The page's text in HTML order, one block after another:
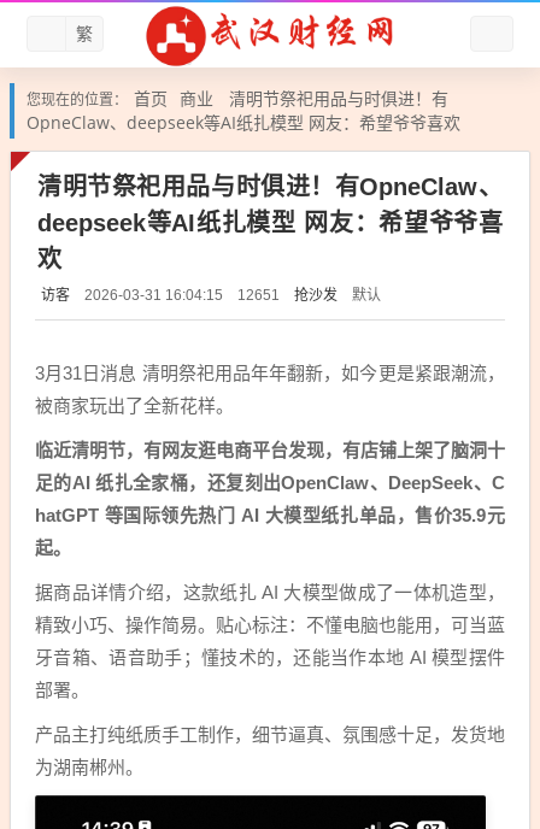
繁
您现在的位置： 首页 商业
清明节祭祀用品与时俱进！有
OpneClaw、deepseek等AI纸扎模型 网友：希望爷爷喜欢
清明节祭祀用品与时俱进！有OpneClaw、
deepseek等AI纸扎模型 网友：希望爷爷喜
欢
访客 2026-03-31 16:04:15 12651 抢沙发 默认
3月31日消息 清明祭祀用品年年翻新，如今更是紧跟潮流，
被商家玩出了全新花样。
临近清明节，有网友逛电商平台发现，有店铺上架了脑洞十
足的AI 纸扎全家桶，还复刻出OpenClaw、DeepSeek、C
hatGPT 等国际领先热门 AI 大模型纸扎单品，售价35.9元
起。
据商品详情介绍，这款纸扎 AI 大模型做成了一体机造型，
精致小巧、操作简易。贴心标注：不懂电脑也能用，可当蓝
牙音箱、语音助手；懂技术的，还能当作本地 AI 模型摆件
部署。
产品主打纯纸质手工制作，细节逼真、氛围感十足，发货地
为湖南郴州。